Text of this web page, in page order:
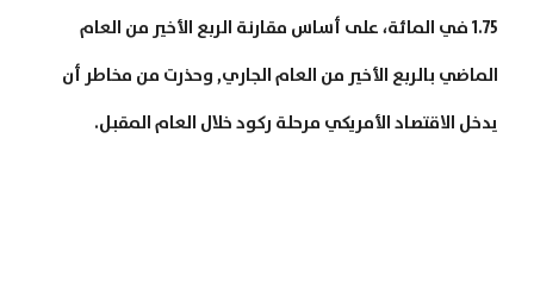
1.75 في المائة، على أساس مقارنة الربع الأخير من العام
الماضي بالربع الأخير من العام الجاري, وحذرت من مخاطر أن
يدخل الاقتصاد الأمريكي مرحلة ركود خلال العام المقبل.